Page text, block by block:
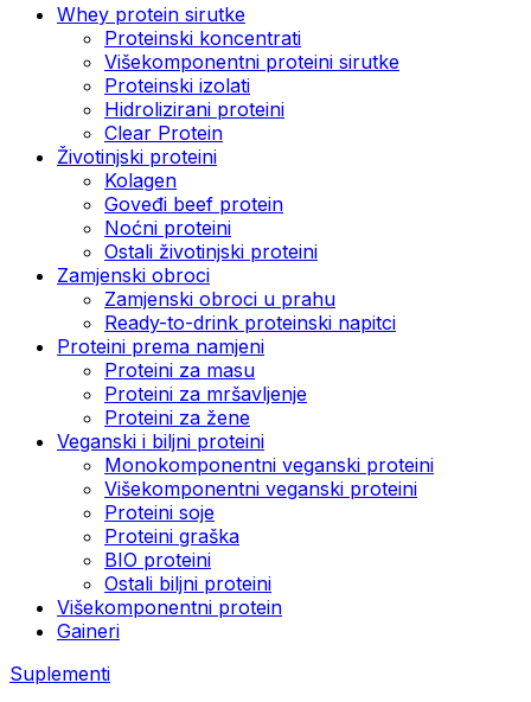
Whey protein sirutke
Proteinski koncentrati
Višekomponentni proteini sirutke
Proteinski izolati
Hidrolizirani proteini
Clear Protein
Životinjski proteini
Kolagen
Goveđi beef protein
Noćni proteini
Ostali životinjski proteini
Zamjenski obroci
Zamjenski obroci u prahu
Ready-to-drink proteinski napitci
Proteini prema namjeni
Proteini za masu
Proteini za mršavljenje
Proteini za žene
Veganski i biljni proteini
Monokomponentni veganski proteini
Višekomponentni veganski proteini
Proteini soje
Proteini graška
BIO proteini
Ostali biljni proteini
Višekomponentni protein
Gaineri
Suplementi